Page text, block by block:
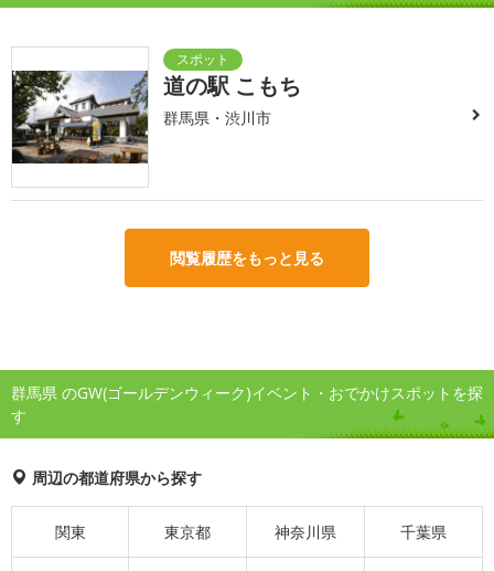
道の駅 こもち
群馬県・渋川市
閲覧履歴をもっと見る
群馬県 のGW(ゴールデンウィーク)イベント・おでかけスポットを探
す
周辺の都道府県から探す
関東 東京都 神奈川県 千葉県